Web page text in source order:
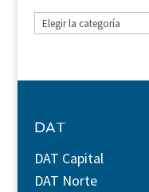
Categorías
DAT
DAT Capital
DAT Norte